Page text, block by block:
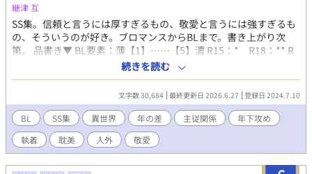
継津 互
SS集。信頼と言うには厚すぎるもの、敬愛と言うには強すぎるも
の、そういうのが好き。ブロマンスからBLまで。書き上がり次
第。 品書き▼ BL要素：薄【1】……【5】濃 R15：* R18：** R
指定の完成度低。悪しからず。 ▼小箱（独立したSSたち） 晩秋
【1】 寒い朝、首都で働く旧友と、冬支度。 変貌【4】* その契に
よって、汝の精神は護られよう。 某でられない部屋、三日目夜
【4】** 距離の難しさ、すべてをぶち壊す某部屋と媚薬。 この回
帰を断つために【1】 もうこのループを終わりにしたい。 寥々た
る月下の庭【1】 そして朋友は狂い月の下、彼を夢に見る。 お前
の未練であれるよう【2】 希死念慮との綱の引き合い。 破滅【2】
死別。 善性の死【1】 文学の徒の独白。 注意：容器の封印に綻び
が生じていた場合速やかに処理用術式を起動し半径二メートル以
続きを読む
文字数 30,684 最終更新日 2026.6.27 登録日 2024.7.10
BL SS集 異世界 年の差 主従関係
年下攻め
執着
耽美 人外 敬愛